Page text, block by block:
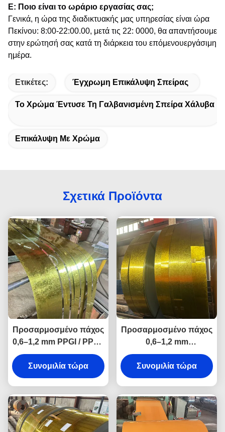
Ε: Ποιο είναι το ωράριο εργασίας σας;
Γενικά, η ώρα της διαδικτυακής μας υπηρεσίας είναι ώρα
Πεκίνου: 8:00-22:00.00, μετά τις 22: 0000, θα απαντήσουμε
στην ερώτησή σας κατά τη διάρκεια του επόμενουεργάσιμη
ημέρα.
Ετικέτες: Έγχρωμη Επικάλυψη Σπείρας
Το Χρώμα Έντυσε Τη Γαλβανισμένη Σπείρα Χάλυβα
Επικάλυψη Με Χρώμα
Σχετικά Προϊόντα
Προσαρμοσμένο πάχος
0,6–1,2 mm PPGI / PPGL
προβαμμένοι
γαλβανισμένοι
χαλύβδινοι κύλινδροι &
επίστρωση
Συνομιλία τώρα
Προσαρμοσμένο πάχος
0,6–1,2 mm
προβαμμένα PPGI
PPGL χαλυβδόφυλλα &
πηνία γαλβανισμένου
επίστρωση
Συνομιλία τώρα